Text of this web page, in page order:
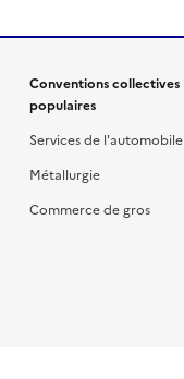
Conventions collectives
populaires
Services de l'automobile
Métallurgie
Commerce de gros